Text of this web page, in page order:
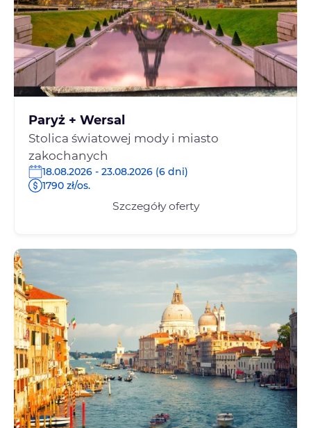
Paryż + Wersal
Stolica światowej mody i miasto
zakochanych
18.08.2026 - 23.08.2026 (6 dni)
1790 zł/os.
Szczegóły oferty